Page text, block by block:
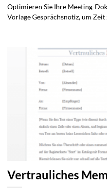
Optimieren Sie Ihre Meeting-
Vorlage Gesprächsnotiz, um
Vertrauliches